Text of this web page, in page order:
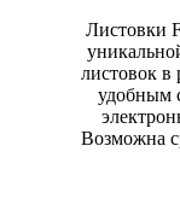
Листовки
листовок
удобным
Возможна